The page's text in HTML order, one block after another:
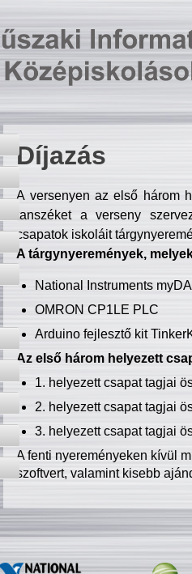
Díjazás
A versenyen az első három
tanszéket a verseny
csapatok iskoláit
A tárgynyeremények,
National Instruments
OMRON CP1LE PLC
Arduino fejlesztő kit
Az első három helyezett
1. helyezett csapat tagjai
2. helyezett csapat tagjai
3. helyezett csapat tagjai
A fenti nyereményeken kívül
szoftvert, valamint kisebb